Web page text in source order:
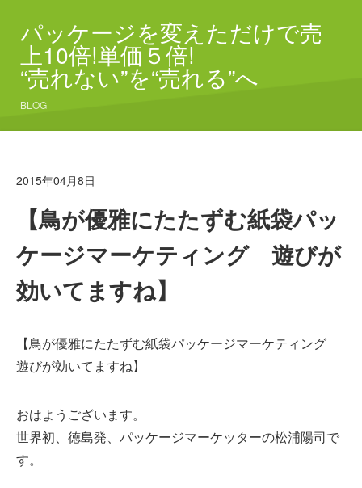
パッケージを変えただけで売
上10倍!単価５倍!
“売れない”を“売れる”へ
BLOG
2015年04月8日
【鳥が優雅にたたずむ紙袋パッ
ケージマーケティング 遊びが
効いてますね】
【鳥が優雅にたたずむ紙袋パッケージマーケティング
遊びが効いてますね】
おはようございます。
世界初、徳島発、パッケージマーケッターの松浦陽司で
す。